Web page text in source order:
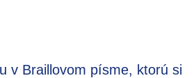
v Braillovom písme, ktorú si